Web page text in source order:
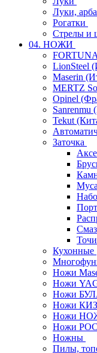
Луки,
Рогатки
Стрелы и
04. НОЖИ
LionSteel
Maserin
MERTZ
Opinel
Sanrenmu
Tekut
Заточка
Кухонные
Ножи
Ножи
Ножи
Ножи
Ножи
Ножи
Ножны
Пилы,